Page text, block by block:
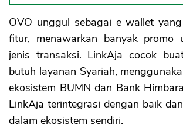
OVO unggul sebagai e wallet
fitur, menawarkan banyak promo
jenis transaksi. LinkAja cocok
butuh layanan Syariah,
ekosistem BUMN dan Bank
LinkAja terintegrasi dengan baik
dalam ekosistem sendiri.